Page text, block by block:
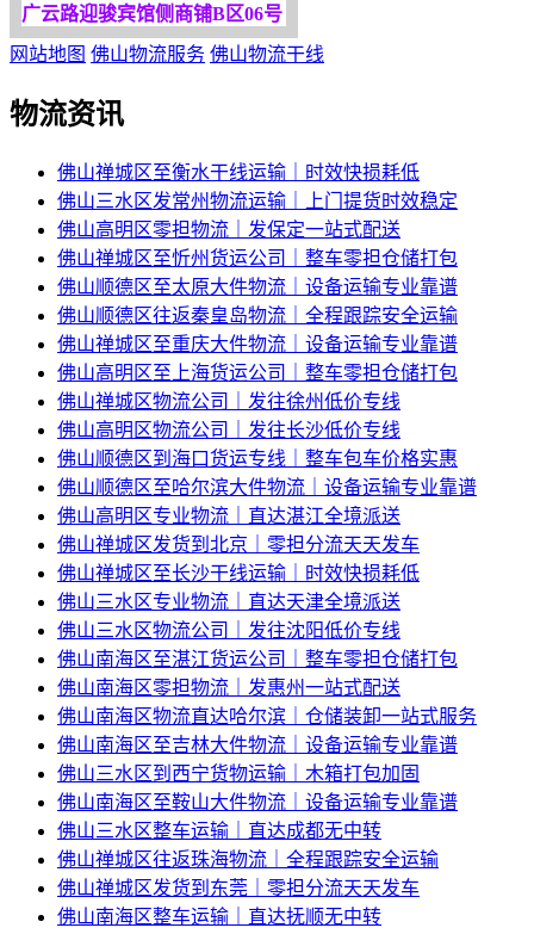
广云路迎骏宾馆侧商铺B区06号
网站地图 佛山物流服务 佛山物流干线
物流资讯
佛山禅城区至衡水干线运输｜时效快损耗低
佛山三水区发常州物流运输｜上门提货时效稳定
佛山高明区零担物流｜发保定一站式配送
佛山禅城区至忻州货运公司｜整车零担仓储打包
佛山顺德区至太原大件物流｜设备运输专业靠谱
佛山顺德区往返秦皇岛物流｜全程跟踪安全运输
佛山禅城区至重庆大件物流｜设备运输专业靠谱
佛山高明区至上海货运公司｜整车零担仓储打包
佛山禅城区物流公司｜发往徐州低价专线
佛山高明区物流公司｜发往长沙低价专线
佛山顺德区到海口货运专线｜整车包车价格实惠
佛山顺德区至哈尔滨大件物流｜设备运输专业靠谱
佛山高明区专业物流｜直达湛江全境派送
佛山禅城区发货到北京｜零担分流天天发车
佛山禅城区至长沙干线运输｜时效快损耗低
佛山三水区专业物流｜直达天津全境派送
佛山三水区物流公司｜发往沈阳低价专线
佛山南海区至湛江货运公司｜整车零担仓储打包
佛山南海区零担物流｜发惠州一站式配送
佛山南海区物流直达哈尔滨｜仓储装卸一站式服务
佛山南海区至吉林大件物流｜设备运输专业靠谱
佛山三水区到西宁货物运输｜木箱打包加固
佛山南海区至鞍山大件物流｜设备运输专业靠谱
佛山三水区整车运输｜直达成都无中转
佛山禅城区往返珠海物流｜全程跟踪安全运输
佛山禅城区发货到东莞｜零担分流天天发车
佛山南海区整车运输｜直达抚顺无中转